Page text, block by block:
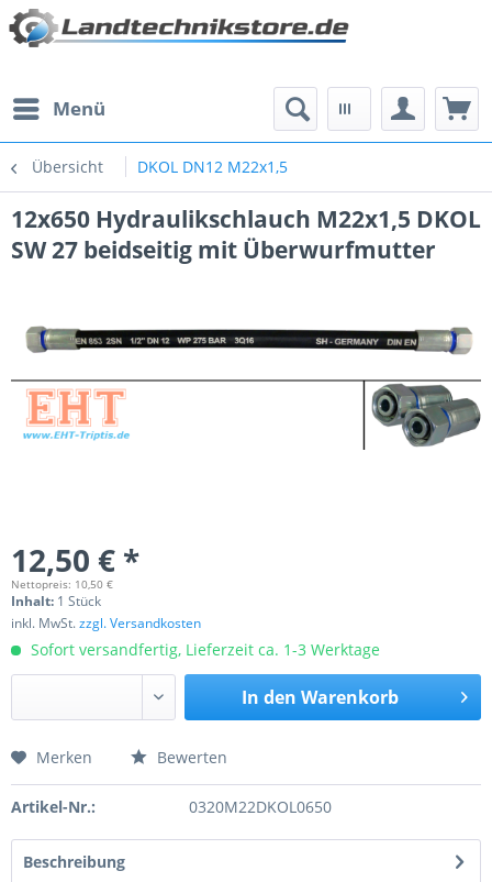
Menü
Übersicht DKOL DN12 M22x1,5
12x650 Hydraulikschlauch M22x1,5 DKOL
SW 27 beidseitig mit Überwurfmutter
12,50 € *
Nettopreis: 10,50 €
Inhalt: 1 Stück
inkl. MwSt.zzgl. Versandkosten
Sofort versandfertig, Lieferzeit ca. 1-3 Werktage
In den Warenkorb
Preis anfragen
Merken Bewerten
Artikel-Nr.: 0320M22DKOL0650
Beschreibung